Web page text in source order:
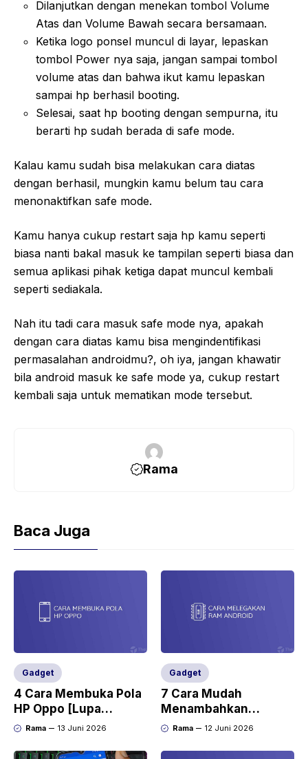
Dilanjutkan dengan menekan tombol Volume
Atas dan Volume Bawah secara bersamaan.
Ketika logo ponsel muncul di layar, lepaskan
tombol Power nya saja, jangan sampai tombol
volume atas dan bahwa ikut kamu lepaskan
sampai hp berhasil booting.
Selesai, saat hp booting dengan sempurna, itu
berarti hp sudah berada di safe mode.
Kalau kamu sudah bisa melakukan cara diatas
dengan berhasil, mungkin kamu belum tau cara
menonaktifkan safe mode.
Kamu hanya cukup restart saja hp kamu seperti
biasa nanti bakal masuk ke tampilan seperti biasa dan
semua aplikasi pihak ketiga dapat muncul kembali
seperti sediakala.
Nah itu tadi cara masuk safe mode nya, apakah
dengan cara diatas kamu bisa mengindentifikasi
permasalahan androidmu?, oh iya, jangan khawatir
bila android masuk ke safe mode ya, cukup restart
kembali saja untuk mematikan mode tersebut.
Rama
Baca Juga
Gadget
4 Cara Membuka Pola
HP Oppo [Lupa
Password dan PIN]
Rama 13 Juni 2026
Gadget
7 Cara Mudah
Menambahkan
Kapasitas RAM di HP
Rama 12 Juni 2026